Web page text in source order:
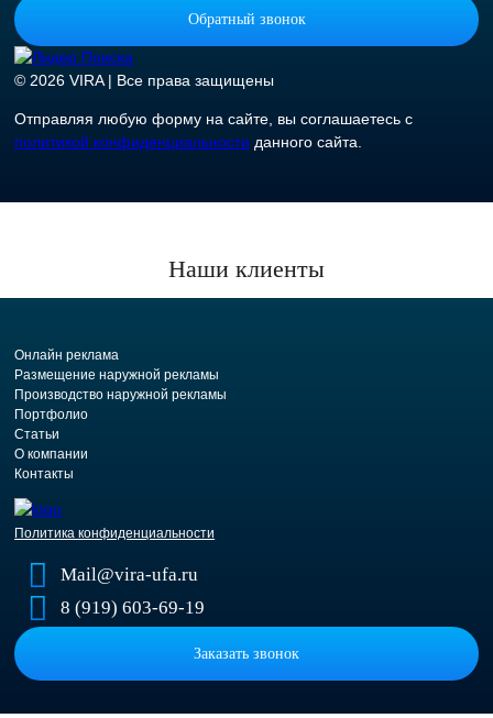
Обратный звонок
© 2026 VIRA | Все права защищены
Отправляя любую форму на сайте, вы соглашаетесь с
политикой конфиденциальности данного сайта.
Наши клиенты
Онлайн реклама
Размещение наружной рекламы
Производство наружной рекламы
Портфолио
Статьи
О компании
Контакты
Политика конфиденциальности
Mail@vira-ufa.ru
8 (919) 603-69-19
Заказать звонок